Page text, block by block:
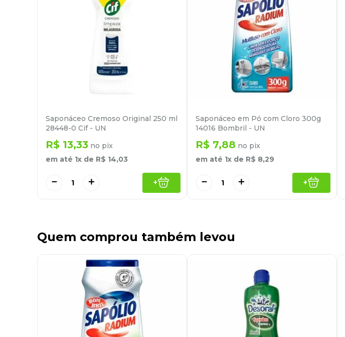
Saponáceo Cremoso Original 250 ml
28448-0 Cif - UN
R$ 13,33 no pix
em até 1x de R$ 14,03
＋
－ +
Saponáceo em Pó com Cloro 300g
14016 Bombril - UN
R$ 7,88 no pix
em até 1x de R$ 8,29
＋
－ +
Quem comprou também levou